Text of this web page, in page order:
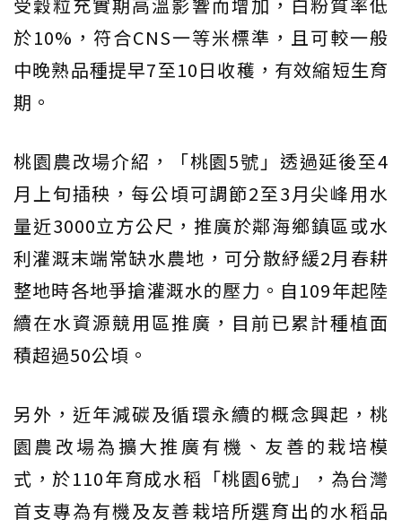
於10%，符合CNS一等米標準，且可較一般
中晚熟品種提早7至10日收穫，有效縮短生育
期。
桃園農改場介紹，「桃園5號」透過延後至4
月上旬插秧，每公頃可調節2至3月尖峰用水
量近3000立方公尺，推廣於鄰海鄉鎮區或水
利灌溉末端常缺水農地，可分散紓緩2月春耕
整地時各地爭搶灌溉水的壓力。自109年起陸
續在水資源競用區推廣，目前已累計種植面
積超過50公頃。
另外，近年減碳及循環永續的概念興起，桃
園農改場為擴大推廣有機、友善的栽培模
式，於110年育成水稻「桃園6號」，為台灣
首支專為有機及友善栽培所選育出的水稻品